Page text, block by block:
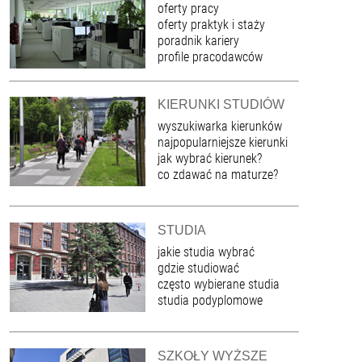
oferty pracy
oferty praktyk i staży
poradnik kariery
profile pracodawców
KIERUNKI STUDIÓW
wyszukiwarka kierunków
najpopularniejsze kierunki
jak wybrać kierunek?
co zdawać na maturze?
STUDIA
jakie studia wybrać
gdzie studiować
często wybierane studia
studia podyplomowe
SZKOŁY WYŻSZE